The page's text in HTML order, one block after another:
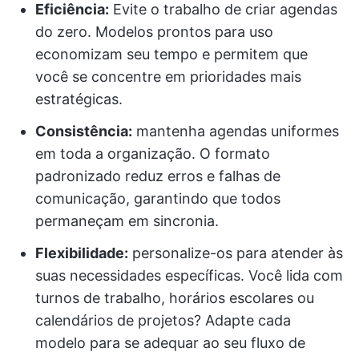
Eficiência: Evite o trabalho de criar agendas
do zero. Modelos prontos para uso
economizam seu tempo e permitem que
você se concentre em prioridades mais
estratégicas.
Consistência: mantenha agendas uniformes
em toda a organização. O formato
padronizado reduz erros e falhas de
comunicação, garantindo que todos
permaneçam em sincronia.
Flexibilidade: personalize-os para atender às
suas necessidades específicas. Você lida com
turnos de trabalho, horários escolares ou
calendários de projetos? Adapte cada
modelo para se adequar ao seu fluxo de